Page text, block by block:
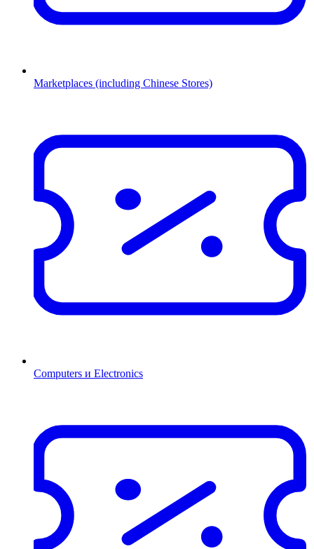
Marketplaces (including Chinese Stores)
Computers и Electronics